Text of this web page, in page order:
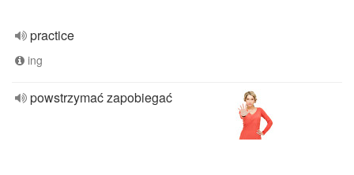
practice
ing
powstrzymać zapobiegać